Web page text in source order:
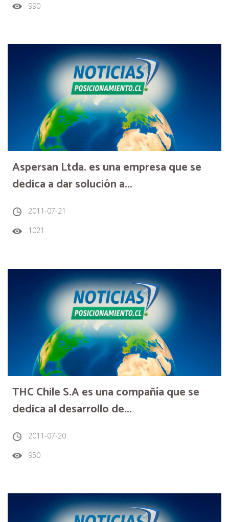
990
Aspersan Ltda. es una empresa que se
dedica a dar solución a...
2011-07-21
1021
THC Chile S.A es una compañía que se
dedica al desarrollo de...
2011-07-20
950